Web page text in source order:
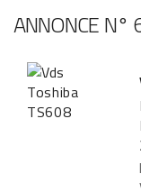
ANNONCE N°